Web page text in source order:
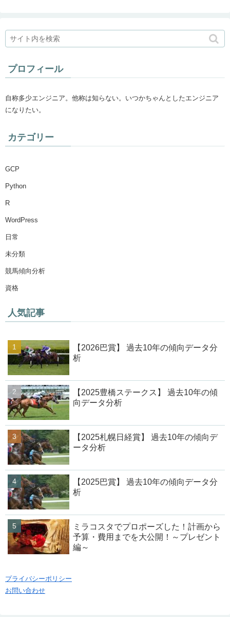
プロフィール
自称多少エンジニア。他称は知らない。いつかちゃんとしたエンジニア
になりたい。
カテゴリー
GCP
Python
R
WordPress
日常
未分類
競馬傾向分析
資格
人気記事
【2026巴賞】 過去10年の傾向データ分
析
【2025豊橋ステークス】 過去10年の傾
向データ分析
【2025札幌日経賞】 過去10年の傾向デ
ータ分析
【2025巴賞】 過去10年の傾向データ分
析
ミラコスタでプロポーズした！計画から
予算・費用までを大公開！～プレゼント
編～
プライバシーポリシー
お問い合わせ